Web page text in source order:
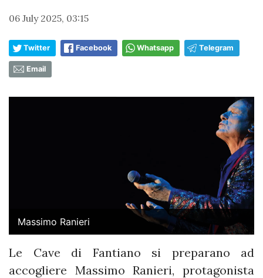
06 July 2025, 03:15
Twitter Facebook Whatsapp Telegram
Email
Massimo Ranieri
Le Cave di Fantiano si preparano ad
accogliere Massimo Ranieri, protagonista